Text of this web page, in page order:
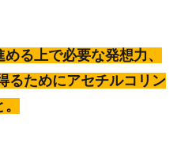
る上で必要な発想力、
るためにアセチルコリン